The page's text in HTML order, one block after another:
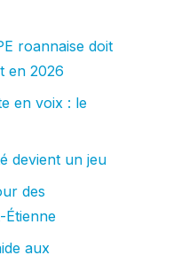
roannaise doit
en 2026
en voix : le
devient un jeu
des
Étienne
aux